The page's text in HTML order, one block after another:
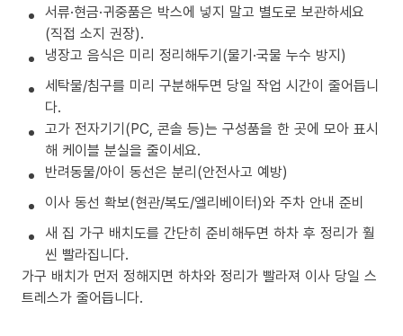
서류·현금·귀중품은 박스에 넣지 말고 별도로 보관하세요
(직접 소지 권장).
냉장고 음식은 미리 정리해두기(물기·국물 누수 방지)
세탁물/침구를 미리 구분해두면 당일 작업 시간이 줄어듭니
다.
고가 전자기기(PC, 콘솔 등)는 구성품을 한 곳에 모아 표시
해 케이블 분실을 줄이세요.
반려동물/아이 동선은 분리(안전사고 예방)
이사 동선 확보(현관/복도/엘리베이터)와 주차 안내 준비
새 집 가구 배치도를 간단히 준비해두면 하차 후 정리가 훨
씬 빨라집니다.
가구 배치가 먼저 정해지면 하차와 정리가 빨라져 이사 당일 스
트레스가 줄어듭니다.